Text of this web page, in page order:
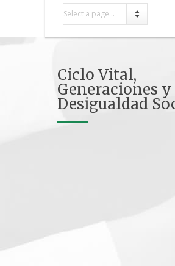
Select a page...
Ciclo Vital,
Generaciones y
Desigualdad